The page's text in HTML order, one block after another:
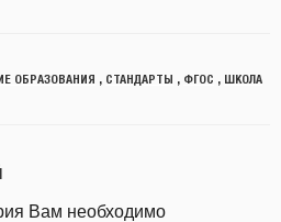
ОБРАЗОВАНИЯ СТАНДАРТЫ ФГОС ШКОЛА
Вам необходимо